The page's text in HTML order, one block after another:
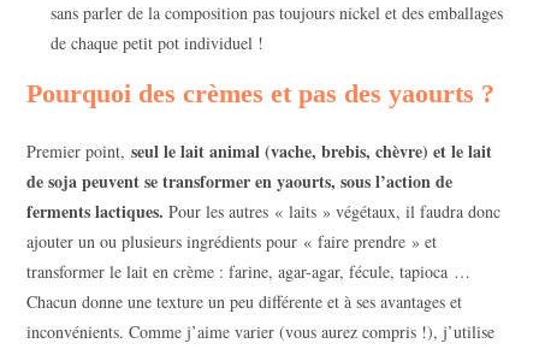
sans parler de la composition pas toujours nickel et des emballages
de chaque petit pot individuel !
Pourquoi des crèmes et pas des yaourts ?
Premier point,seul le lait animal (vache, brebis, chèvre) et le lait
de soja peuvent se transformer en yaourts, sous l’action de
ferments lactiques.Pour les autres « laits » végétaux, il faudra donc
ajouter un ou plusieurs ingrédients pour « faire prendre » et
transformer le lait en crème : farine, agar-agar, fécule, tapioca …
Chacun donne une texture un peu différente et à ses avantages et
inconvénients. Comme j’aime varier (vous aurez compris !), j’utilise